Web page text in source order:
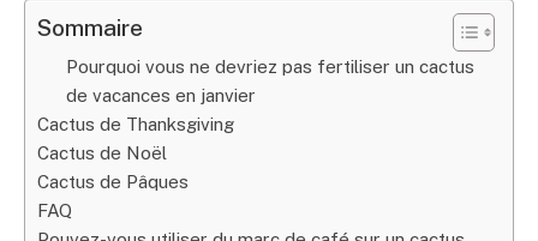
Sommaire
Pourquoi vous ne devriez pas fertiliser un cactus
de vacances en janvier
Cactus de Thanksgiving
Cactus de Noël
Cactus de Pâques
FAQ